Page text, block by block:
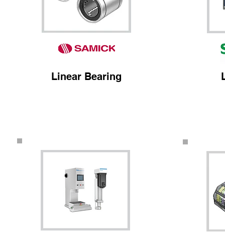
Linear Bearing